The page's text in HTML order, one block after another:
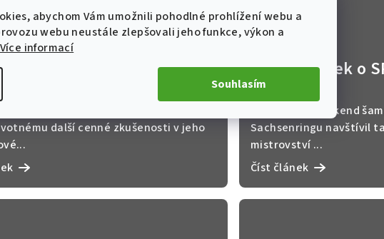
abychom Vám umožnili pohodlné prohlížení webu a
webu neustále zlepšovali jeho funkce, výkon a
Více informací
Souhlasím
po domácím
Další krok vpřed v silné
další cenné zkušenosti v jeho
Ondřej Ježek o
„Takovou
jsem dlouho
26.5.2026
První závodní víkend
Sachsenringu navštívil
mistrovství ...
Číst článek